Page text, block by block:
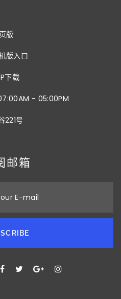
版
版入口
下载
- 05:00PM
221号
邮箱
E-mail